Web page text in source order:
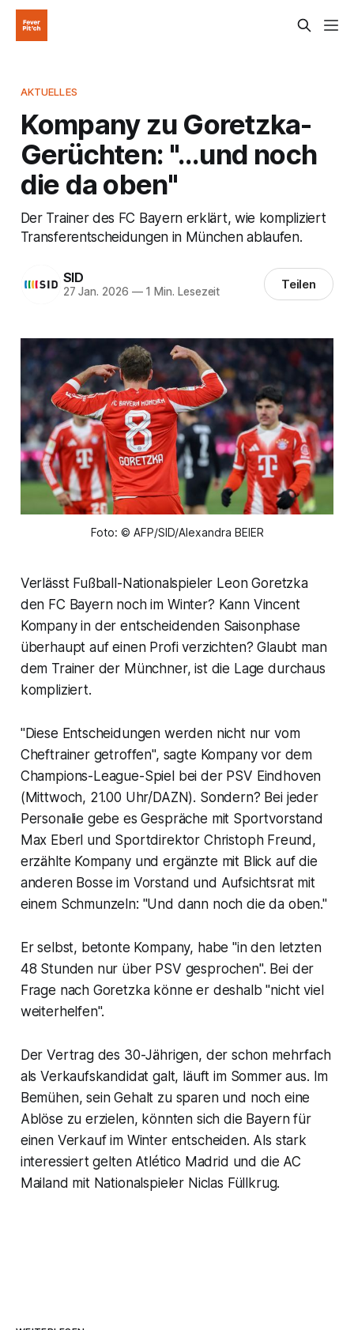
AKTUELLES
Kompany zu Goretzka-
Gerüchten: "...und noch
die da oben"
Der Trainer des FC Bayern erklärt, wie kompliziert
Transferentscheidungen in München ablaufen.
SID
27 Jan. 2026 —1 Min. Lesezeit Teilen
Foto: © AFP/SID/Alexandra BEIER
Verlässt Fußball-Nationalspieler Leon Goretzka
den FC Bayern noch im Winter? Kann Vincent
Kompany in der entscheidenden Saisonphase
überhaupt auf einen Profi verzichten? Glaubt man
dem Trainer der Münchner, ist die Lage durchaus
kompliziert.
"Diese Entscheidungen werden nicht nur vom
Cheftrainer getroffen", sagte Kompany vor dem
Champions-League-Spiel bei der PSV Eindhoven
(Mittwoch, 21.00 Uhr/DAZN). Sondern? Bei jeder
Personalie gebe es Gespräche mit Sportvorstand
Max Eberl und Sportdirektor Christoph Freund,
erzählte Kompany und ergänzte mit Blick auf die
anderen Bosse im Vorstand und Aufsichtsrat mit
einem Schmunzeln: "Und dann noch die da oben."
Er selbst, betonte Kompany, habe "in den letzten
48 Stunden nur über PSV gesprochen". Bei der
Frage nach Goretzka könne er deshalb "nicht viel
weiterhelfen".
Der Vertrag des 30-Jährigen, der schon mehrfach
als Verkaufskandidat galt, läuft im Sommer aus. Im
Bemühen, sein Gehalt zu sparen und noch eine
Ablöse zu erzielen, könnten sich die Bayern für
einen Verkauf im Winter entscheiden. Als stark
interessiert gelten Atlético Madrid und die AC
Mailand mit Nationalspieler Niclas Füllkrug.